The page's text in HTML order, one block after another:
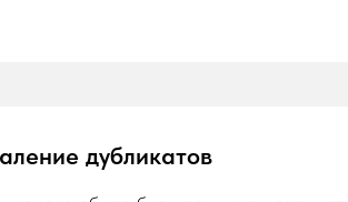
дубликатов